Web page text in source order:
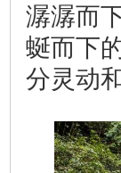
潺潺而
蜒而下
分灵动